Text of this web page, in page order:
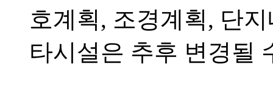
호계획, 조경계획, 단
타시설은 추후 변경될